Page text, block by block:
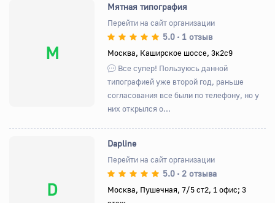
М
Мятная типография
Перейти на сайт организации
5.0 • 1 отзыв
Москва, Каширское шоссе, 3к2с9
Все супер! Пользуюсь данной
типографией уже второй год, раньше
согласования все были по телефону, но у
них открылся о...
D
Dapline
Перейти на сайт организации
5.0 • 2 отзыва
Москва, Пушечная, 7/5 ст2, 1 офис; 3